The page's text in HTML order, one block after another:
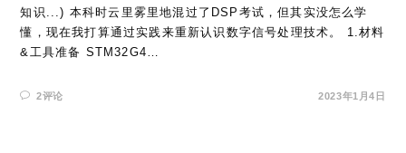
知识...) 本科时云里雾里地混过了DSP考试，但其实没怎么学
懂，现在我打算通过实践来重新认识数字信号处理技术。 1.材料
&工具准备 STM32G4…
2评论 2023年1月4日